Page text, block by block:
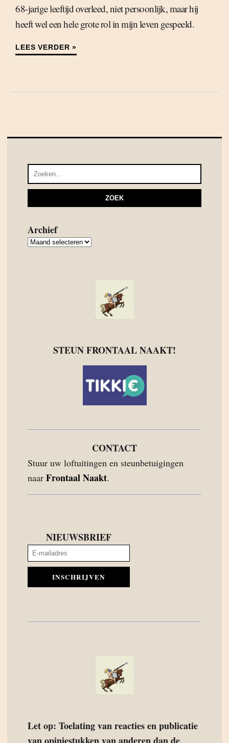
68-jarige leeftijd overleed, niet persoonlijk, maar hij
heeft wel een hele grote rol in mijn leven gespeeld.
LEES VERDER »
Archief
Archief
STEUN FRONTAAL NAAKT!
CONTACT
Stuur uw loftuitingen en steunbetuigingen
naar Frontaal Naakt.
NIEUWSBRIEF
INSCHRIJVEN
Let op: Toelating van reacties en publicatie